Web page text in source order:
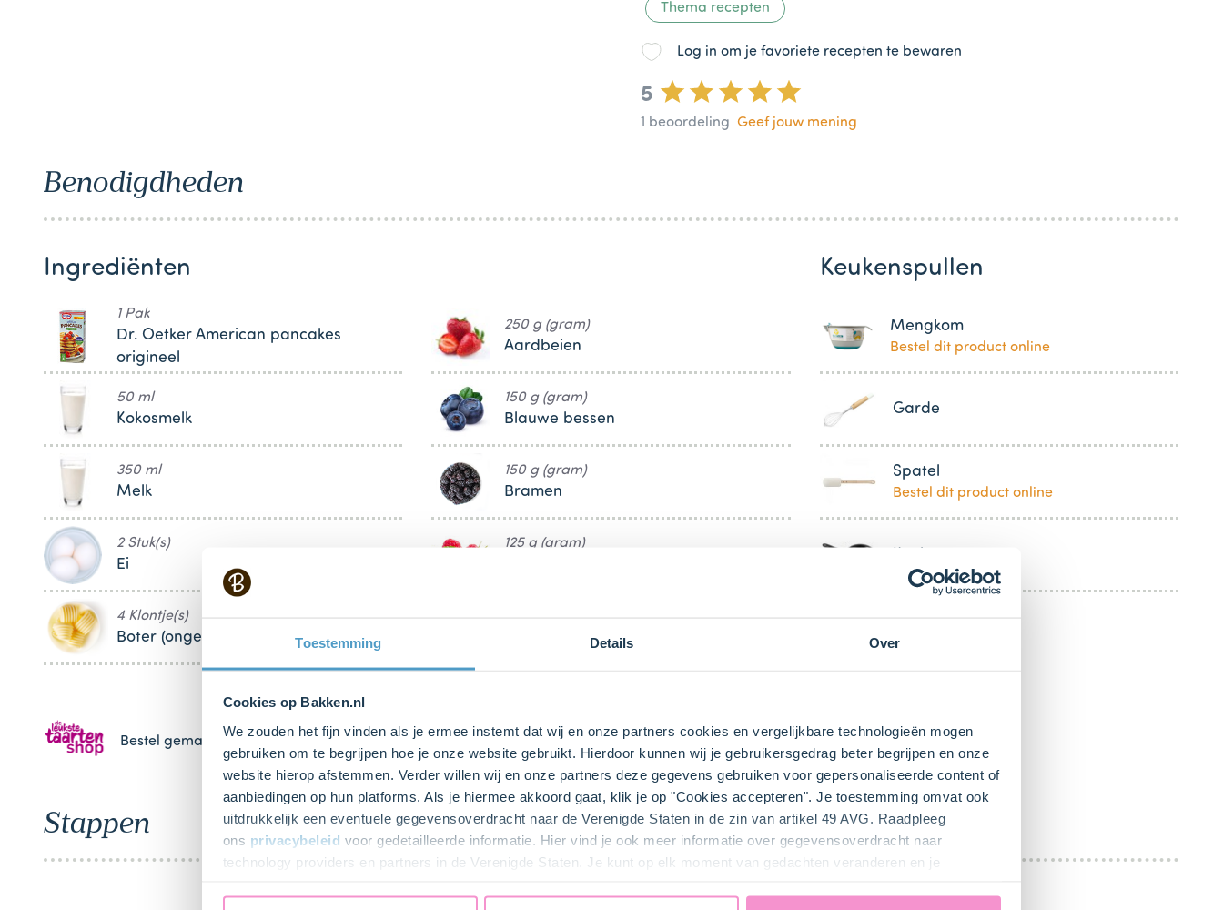
Toestemming Details Over
Cookies op Bakken.nl
We zouden het fijn vinden als je ermee instemt dat wij en onze partners cookies en vergelijkbare technologieën mogen
gebruiken om te begrijpen hoe je onze website gebruikt. Hierdoor kunnen wij je gebruikersgedrag beter begrijpen en onze
website hierop afstemmen. Verder willen wij en onze partners deze gegevens gebruiken voor gepersonaliseerde content of
aanbiedingen op hun platforms. Als je hiermee akkoord gaat, klik je op "Cookies accepteren". Je toestemming omvat ook
uitdrukkelijk een eventuele gegevensoverdracht naar de Verenigde Staten in de zin van artikel 49 AVG. Raadpleeg
ons privacybeleid voor gedetailleerde informatie. Hier vind je ook meer informatie over gegevensoverdracht naar
technology providers en partners in de Verenigde Staten. Je kunt op elk moment van gedachten veranderen en je
Thema recepten
Log in om je favoriete recepten te bewaren
5
1 beoordeling Geef jouw mening
Benodigdheden
Ingrediënten
1 Pak
Dr. Oetker American pancakes
origineel
50 ml
Kokosmelk
350 ml
Melk
2 Stuk(s)
Ei
4 Klontje(s)
Boter (ongezouten roomboter)
250 g (gram)
Aardbeien
150 g (gram)
Blauwe bessen
150 g (gram)
Bramen
125 g (gram)
Pistachenoten
Keukenspullen
Mengkom
Bestel dit product online
Garde
Spatel
Bestel dit product online
Bestel gemakkelijk en snel je bakproducten bij ons zusje DeLeuksteTaartenshop
Stappen